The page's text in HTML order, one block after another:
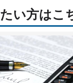
い方はこ